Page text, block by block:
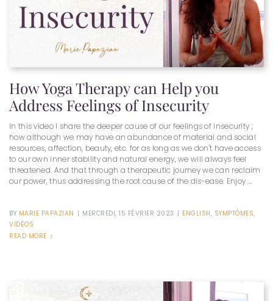
How Yoga Therapy can Help you
Address Feelings of Insecurity
In this video I share the deeper cause of our feelings of insecurity ;
how although we may have an abundance of material and social
resources, affection, beauty, etc. for as long as we don't have access
to our own inner stability and natural energy, we will always feel
threatened. And that through a therapeutic journey we can reclaim
our power, thus addressing the root cause of the dis-ease. Enjoy ...
BY MARIE PAPAZIAN | MERCREDI, 15 FÉVRIER 2023 | ENGLISH, SYMPTÔMES,
VIDÉOS
READ MORE